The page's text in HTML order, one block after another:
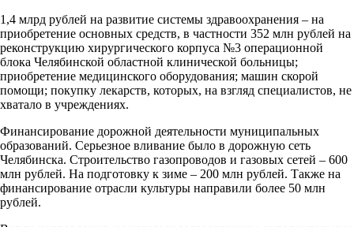
1,4 млрд рублей на развитие системы здравоохранения – на
приобретение основных средств, в частности 352 млн рублей на
реконструкцию хирургического корпуса №3 операционной
блока Челябинской областной клинической больницы;
приобретение медицинского оборудования; машин скорой
помощи; покупку лекарств, которых, на взгляд специалистов, не
хватало в учреждениях.
Финансирование дорожной деятельности муниципальных
образований. Серьезное вливание было в дорожную сеть
Челябинска. Строительство газопроводов и газовых сетей – 600
млн рублей. На подготовку к зиме – 200 млн рублей. Также на
финансирование отрасли культуры направили более 50 млн
рублей.